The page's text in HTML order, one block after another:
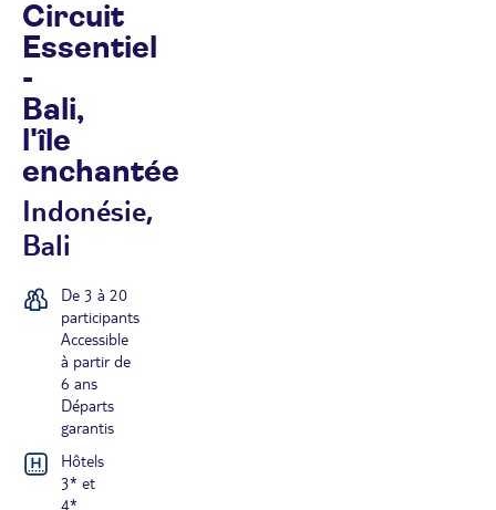
Circuit
Essentiel
-
Bali,
l'île
enchantée
Indonésie,
Bali
De 3 à 20
participants
Accessible
à partir de
6 ans
Départs
garantis
Hôtels
3* et
4*